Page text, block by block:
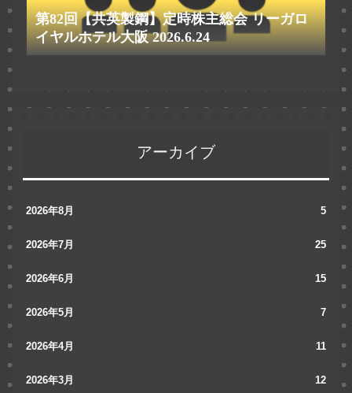
第82回【共英製鋼】定時株主総会 リーガロ
イヤルホテル大阪 2026.6.24
アーカイブ
2026年8月 5
2026年7月 25
2026年6月 15
2026年5月 7
2026年4月 11
2026年3月 12